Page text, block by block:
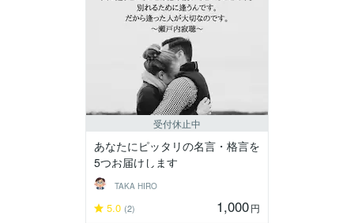
受付休止中
あなたにピッタリの名言・格言を
5つお届けします
TAKA HIRO
5.0 (2) 1,000円